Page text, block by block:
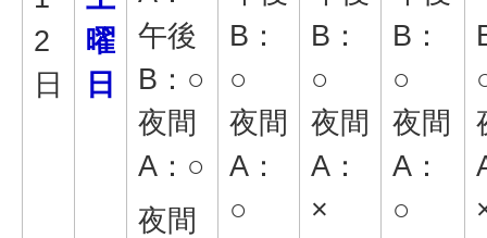
2
日
曜
日
午後
B：○
夜間
A：○
夜間
B：
○
夜間
A：
○
B：
○
夜間
A：
×
B：
○
夜間
A：
○